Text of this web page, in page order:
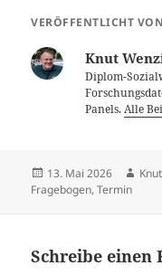
VERÖFFENTLICHT VON
Knut
Diplom-
Panels.Alle
Veröffentlicht
am
13. Mai 2026
Fragebogen,Termin
Schreibe einen